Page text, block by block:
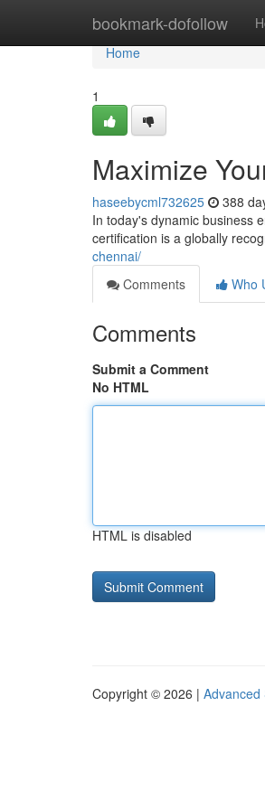
bookmark-dofollow
Home
Home
1
Maximize
haseebycml732625 388
In today's dynamic business
certification is a globally
chennai/
Comments
Who
Comments
Submit a Comment
No HTML
HTML is disabled
Copyright © 2026 | Advanced